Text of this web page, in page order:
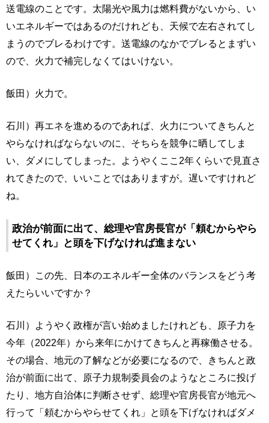
送電線のことです。太陽光や風力は燃料費がないから、い
いエネルギーではあるのだけれども、天候で左右されてし
まうのでブレるわけです。送電線のなかでブレるとまずい
ので、火力で補完しなくてはいけない。
飯田）火力で。
石川）再エネを進めるのであれば、火力についてきちんと
やらなければならないのに、そちらを競争に晒してしま
い、ダメにしてしまった。ようやくここ2年くらいで見直さ
れてきたので、いいことではありますが。遅いですけれど
ね。
政治が前面に出て、総理や官房長官が「頼むからやら
せてくれ」と頭を下げなければ進まない
飯田）この先、日本のエネルギー全体のバランスをどう考
えたらいいですか？
石川）ようやく政権が言い始めましたけれども、原子力を
今年（2022年）から来年にかけてきちんと再稼働させる。
その場合、地元の了解などが必要になるので、きちんと政
治が前面に出て、原子力規制委員会のようなところに投げ
たり、地方自治体に判断させず、総理や官房長官が地元へ
行って「頼むからやらせてくれ」と頭を下げなければダメ